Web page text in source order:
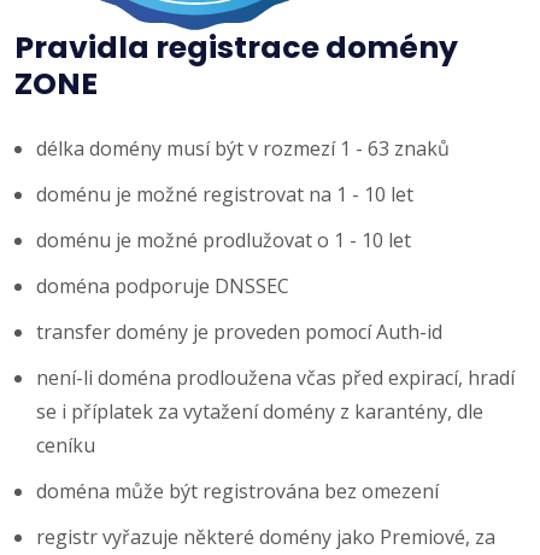
Pravidla registrace domény
ZONE
délka domény musí být v rozmezí 1 - 63 znaků
doménu je možné registrovat na 1 - 10 let
doménu je možné prodlužovat o 1 - 10 let
doména podporuje DNSSEC
transfer domény je proveden pomocí Auth-id
není-li doména prodloužena včas před expirací, hradí
se i příplatek za vytažení domény z karantény, dle
ceníku
doména může být registrována bez omezení
registr vyřazuje některé domény jako Premiové, za